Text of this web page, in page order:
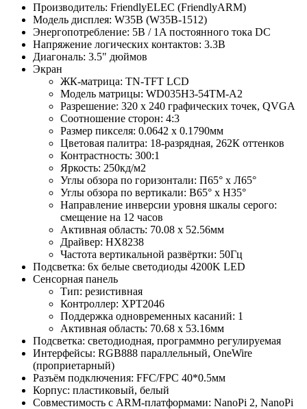
Производитель: FriendlyELEC (FriendlyARM)
Модель дисплея: W35B (W35B-1512)
Энергопотребление: 5В / 1A постоянного тока DC
Напряжение логических контактов: 3.3В
Диагональ: 3.5" дюймов
Экран
ЖК-матрица: TN-TFT LCD
Модель матрицы: WD035H3-54TM-A2
Разрешение: 320 х 240 графических точек, QVGA
Соотношение сторон: 4:3
Размер пикселя: 0.0642 х 0.1790мм
Цветовая палитра: 18-разрядная, 262К оттенков
Контрастность: 300:1
Яркость: 250кд/м2
Углы обзора по горизонтали: П65° х Л65°
Углы обзора по вертикали: В65° х Н35°
Направление инверсии уровня шкалы серого:
смещение на 12 часов
Активная область: 70.08 х 52.56мм
Драйвер: HX8238
Частота вертикальной развёртки: 50Гц
Подсветка: 6х белые светодиоды 4200K LED
Сенсорная панель
Тип: резистивная
Контроллер: XPT2046
Поддержка одновременных касаний: 1
Активная область: 70.68 х 53.16мм
Подсветка: светодиодная, программно регулируемая
Интерфейсы: RGB888 параллельный, OneWire
(проприетарный)
Разъём подключения: FFC/FPC 40*0.5мм
Корпус: пластиковый, белый
Совместимость с ARM-платформами: NanoPi 2, NanoPi